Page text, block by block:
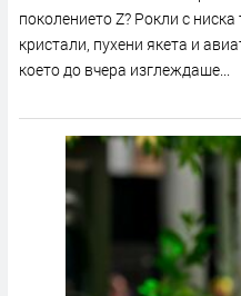
поколението Z? Рокли с
кристали, пухени якета и
което до вчера изглеждаше...